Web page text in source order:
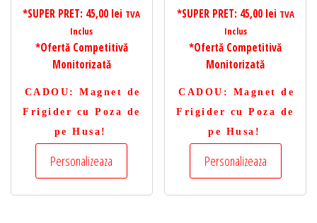
*SUPER PRET: 45,00 lei TVA
Inclus
*Ofertă Competitivă
Monitorizată
CADOU : Magnet de
Frigider cu Poza de
pe Husa!
Personalizeaza
*SUPER PRET: 45,00 lei TVA
Inclus
*Ofertă Competitivă
Monitorizată
CADOU : Magnet de
Frigider cu Poza de
pe Husa!
Personalizeaza